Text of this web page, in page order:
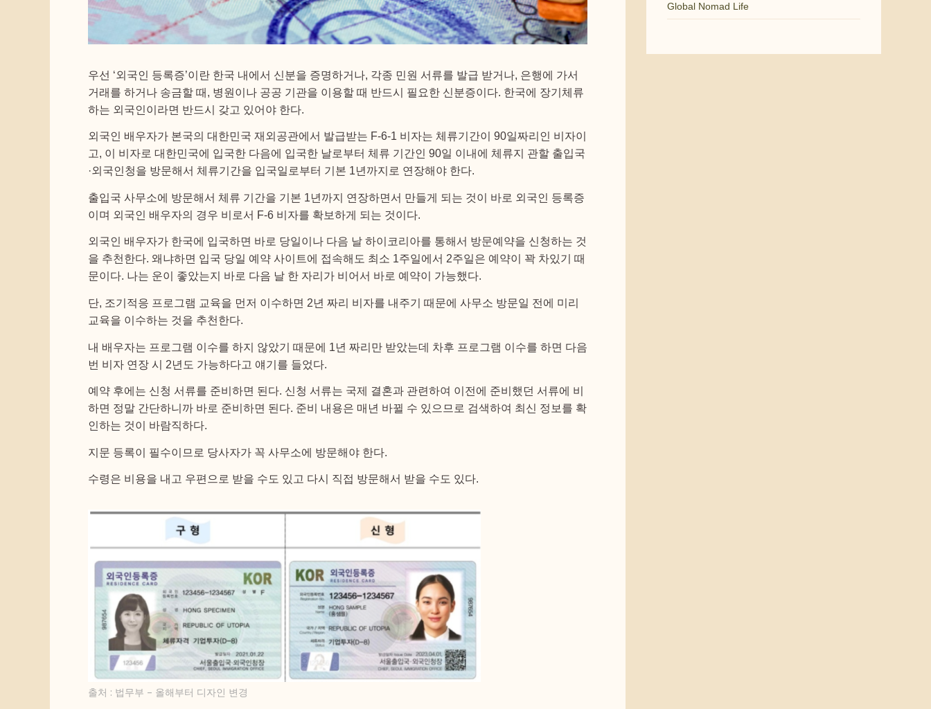
우선 ‘외국인 등록증’이란 한국 내에서 신분을 증명하거나, 각종 민원 서류를 발급 받거나, 은행에 가서
거래를 하거나 송금할 때, 병원이나 공공 기관을 이용할 때 반드시 필요한 신분증이다. 한국에 장기체류
하는 외국인이라면 반드시 갖고 있어야 한다.
외국인 배우자가 본국의 대한민국 재외공관에서 발급받는 F-6-1 비자는 체류기간이 90일짜리인 비자이
고, 이 비자로 대한민국에 입국한 다음에 입국한 날로부터 체류 기간인 90일 이내에 체류지 관할 출입국
·외국인청을 방문해서 체류기간을 입국일로부터 기본 1년까지로 연장해야 한다.
출입국 사무소에 방문해서 체류 기간을 기본 1년까지 연장하면서 만들게 되는 것이 바로 외국인 등록증
이며 외국인 배우자의 경우 비로서 F-6 비자를 확보하게 되는 것이다.
외국인 배우자가 한국에 입국하면 바로 당일이나 다음 날 하이코리아를 통해서 방문예약을 신청하는 것
을 추천한다. 왜냐하면 입국 당일 예약 사이트에 접속해도 최소 1주일에서 2주일은 예약이 꽉 차있기 때
문이다. 나는 운이 좋았는지 바로 다음 날 한 자리가 비어서 바로 예약이 가능했다.
단, 조기적응 프로그램 교육을 먼저 이수하면 2년 짜리 비자를 내주기 때문에 사무소 방문일 전에 미리
교육을 이수하는 것을 추천한다.
내 배우자는 프로그램 이수를 하지 않았기 때문에 1년 짜리만 받았는데 차후 프로그램 이수를 하면 다음
번 비자 연장 시 2년도 가능하다고 얘기를 들었다.
예약 후에는 신청 서류를 준비하면 된다. 신청 서류는 국제 결혼과 관련하여 이전에 준비했던 서류에 비
하면 정말 간단하니까 바로 준비하면 된다. 준비 내용은 매년 바뀔 수 있으므로 검색하여 최신 정보를 확
인하는 것이 바람직하다.
지문 등록이 필수이므로 당사자가 꼭 사무소에 방문해야 한다.
수령은 비용을 내고 우편으로 받을 수도 있고 다시 직접 방문해서 받을 수도 있다.
출처 : 법무부 – 올해부터 디자인 변경
Global Nomad Life